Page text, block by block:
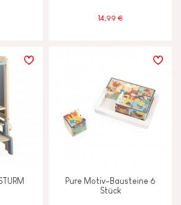
14,99 €
Pure Motiv-Bausteine 6
Stück